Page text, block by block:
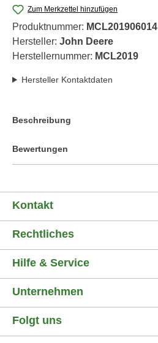
Zum Merkzettel hinzufügen
Produktnummer: MCL201906014
Hersteller: John Deere
Herstellernummer: MCL2019
Hersteller Kontaktdaten
Beschreibung
Bewertungen
Kontakt
Rechtliches
Hilfe & Service
Unternehmen
Folgt uns